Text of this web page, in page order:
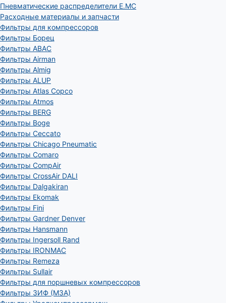
Пневматические распределители E.MC
Расходные материалы и запчасти
Фильтры для компрессоров
Фильтры Борец
Фильтры ABAC
Фильтры Airman
Фильтры Almig
Фильтры ALUP
Фильтры Atlas Copco
Фильтры Atmos
Фильтры BERG
Фильтры Boge
Фильтры Ceccato
Фильтры Chicago Pneumatic
Фильтры Comaro
Фильтры CompAir
Фильтры CrossAir DALI
Фильтры Dalgakiran
Фильтры Ekomak
Фильтры Fini
Фильтры Gardner Denver
Фильтры Hansmann
Фильтры Ingersoll Rand
Фильтры IRONMAC
Фильтры Remeza
Фильтры Sullair
Фильтры для поршневых компрессоров
Фильтры ЗИФ (МЗА)